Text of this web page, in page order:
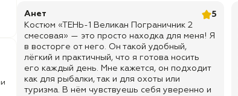
Анет
5
Костюм «ТЕНЬ-1 Великан Пограничник 2
смесовая» — это просто находка для меня! Я
в восторге от него. Он такой удобный,
лёгкий и практичный, что я готова носить
его каждый день. Мне кажется, он подходит
как для рыбалки, так и для охоты или
туризма. В нём чувствуешь себя уверенно и